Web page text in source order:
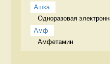
Ашка
Одноразовая
Амф
Амфетамин